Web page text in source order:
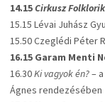
14.15Cirkusz
15.15 Lévai Juhász
15.50 Czeglédi Péter
16.15 Garam Menti
16.30Ki vagyok én?–
Ágnes rendezésében